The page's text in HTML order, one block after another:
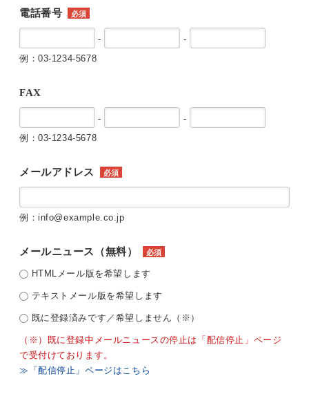
電話番号 必須
-
-
例：03-1234-5678
FAX
-
-
例：03-1234-5678
メールアドレス 必須
例：info@example.co.jp
メールニュース（無料） 必須
HTMLメール版を希望します
テキストメール版を希望します
既に登録済みです／希望しません（※）
（※）既に登録中メールニュースの停止は「配信停止」ページ
で受付けております。
≫「配信停止」ページはこちら